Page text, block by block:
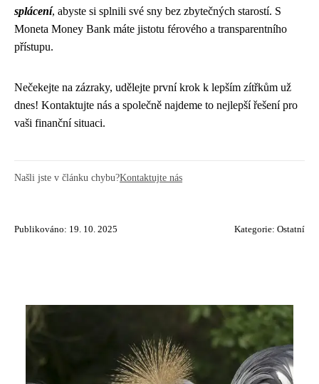
splácení, abyste si splnili své sny bez zbytečných starostí. S
Moneta Money Bank máte jistotu férového a transparentního
přístupu.
Nečekejte na zázraky, udělejte první krok k lepším zítřkům už
dnes! Kontaktujte nás a společně najdeme to nejlepší řešení pro
vaši finanční situaci.
Našli jste v článku chybu?Kontaktujte nás
Publikováno: 19. 10. 2025 Kategorie: Ostatní